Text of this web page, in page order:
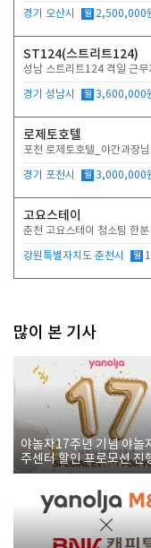
경기 오산시 월 2,500,000
ST124(스트리트124)
성남 스트리트124 격일 근무
경기 성남시 월 3,600,000
로제토호텔
포천 로제토호텔_야간과장
경기 포천시 월 3,000,000
고요스테이
춘천 고요스테이 청소팀 한
강원특별자치도 춘천시 월
많이 본 기사
야놀자17주년 기념 야놀
주센터 할인 프로모션 진